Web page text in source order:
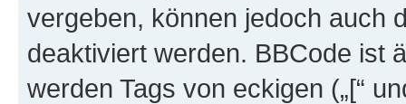
vergeben, können jedoch auch
deaktiviert werden. BBCode ist
werden Tags von eckigen („[“